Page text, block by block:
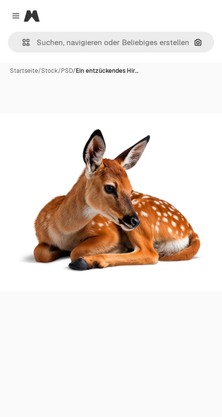
Close menu
Magnific
Nach
Startseite/Stock/PSD/Ein entzückendes Hir…